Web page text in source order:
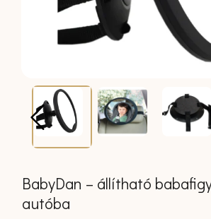
BabyDan – állítható
autóba